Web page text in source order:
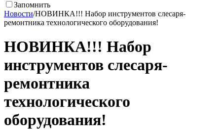
Запомнить
Новости/НОВИНКА!!! Набор инструментов слесаря-
ремонтника технологического оборудования!
НОВИНКА!!! Набор
инструментов слесаря-
ремонтника
технологического
оборудования!